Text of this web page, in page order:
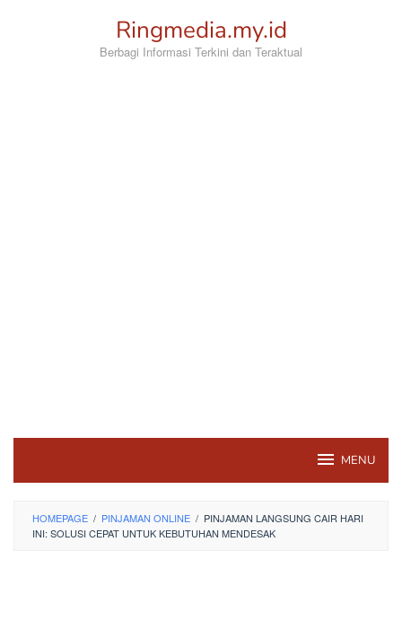
Ringmedia.my.id
Berbagi Informasi Terkini dan Teraktual
MENU
HOMEPAGE / PINJAMAN ONLINE / PINJAMAN LANGSUNG CAIR HARI
INI: SOLUSI CEPAT UNTUK KEBUTUHAN MENDESAK